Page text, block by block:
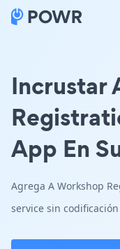
Incrustar
App En
Agrega A Workshop
service sin